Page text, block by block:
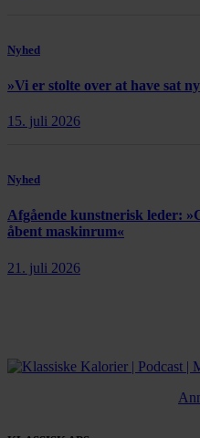
Nyhed
»Vi er stolte over at have sat
15. juli 2026
Nyhed
Afgående kunstnerisk leder:
åbent maskinrum«
21. juli 2026